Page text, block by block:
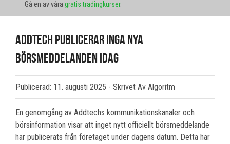
Gå en av våra gratis tradingkurser.
Addtech publicerar inga nya
börsmeddelanden idag
Publicerad: 11. augusti 2025 - Skrivet Av Algoritm
En genomgång av Addtechs kommunikationskanaler och
börsinformation visar att inget nytt officiellt börsmeddelande
har publicerats från företaget under dagens datum. Detta har